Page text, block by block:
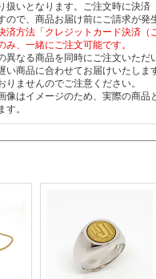
扱いとなります。ご注文時に決済
ので、商品お届け前にご請求が発
済方法「クレジットカード決済（
み、一緒にご注文可能です。
異なる商品を同時にご注文いただ
い商品に合わせてお届けいたしま
りませんのでご注意ください。
像はイメージのため、実際の商品
す。